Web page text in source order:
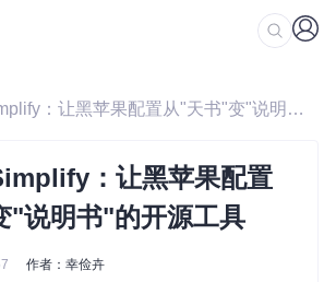
/ OpCore Simplify：让黑苹果配置从"天书"变"说明书"的开源工具
：让黑苹果配置
"说明书"的开源工具
作者：幸俭卉